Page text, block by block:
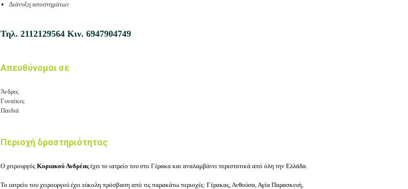
Διάνυξη αποστημάτων
Τηλ. 2112129564 Κιν. 6947904749
Απευθύνομαι σε
Άνδρες
Γυναίκες
Παιδιά
Περιοχή δραστηριότητας
Ο χειρουργός Κυριακού Ανδρέαςέχει το ιατρείο του στο Γέρακα και αναλαμβάνει περιστατικά από όλη την Ελλάδα.
Το ιατρείο του χειρουργού έχει εύκολη πρόσβαση από τις παρακάτω περιοχές: Γέρακας, Ανθούσα, Αγία Παρασκευή,